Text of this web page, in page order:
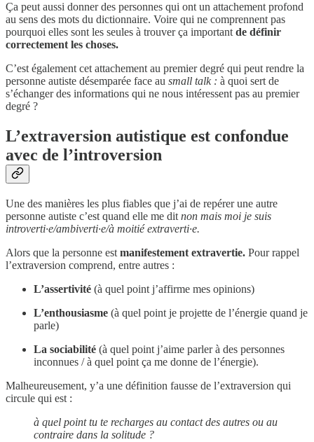
Ça peut aussi donner des personnes qui ont un attachement profond
au sens des mots du dictionnaire. Voire qui ne comprennent pas
pourquoi elles sont les seules à trouver ça importantde définir
correctement les choses.
C’est également cet attachement au premier degré qui peut rendre la
personne autiste désemparée face au small talk : à quoi sert de
s’échanger des informations qui ne nous intéressent pas au premier
degré ?
L’extraversion autistique est confondue
avec de l’introversion
Une des manières les plus fiables que j’ai de repérer une autre
personne autiste c’est quand elle me dit non mais moi je suis
introverti·e/ambiverti·e/à moitié extraverti·e.
Alors que la personne est manifestement extravertie. Pour rappel
l’extraversion comprend, entre autres :
L’assertivité (à quel point j’affirme mes opinions)
L’enthousiasme (à quel point je projette de l’énergie quand je
parle)
La sociabilité (à quel point j’aime parler à des personnes
inconnues / à quel point ça me donne de l’énergie).
Malheureusement, y’a une définition fausse de l’extraversion qui
circule qui est :
à quel point tu te recharges au contact des autres ou au
contraire dans la solitude ?